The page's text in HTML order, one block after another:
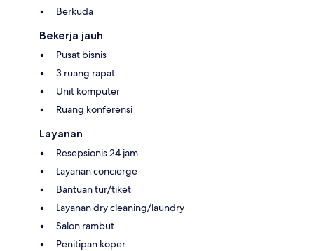
Berkuda
Bekerja jauh
Pusat bisnis
3 ruang rapat
Unit komputer
Ruang konferensi
Layanan
Resepsionis 24 jam
Layanan concierge
Bantuan tur/tiket
Layanan dry cleaning/laundry
Salon rambut
Penitipan koper